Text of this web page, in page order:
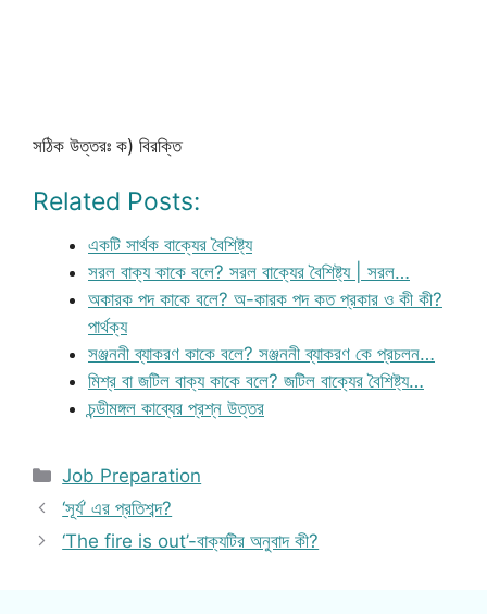
সঠিক উত্তরঃ ক) বিরক্তি
Related Posts:
একটি সার্থক বাক্যের বৈশিষ্ট্য
সরল বাক্য কাকে বলে? সরল বাক্যের বৈশিষ্ট্য | সরল…
অকারক পদ কাকে বলে? অ-কারক পদ কত প্রকার ও কী কী?
পার্থক্য
সঞ্জননী ব্যাকরণ কাকে বলে? সঞ্জননী ব্যাকরণ কে প্রচলন…
মিশ্র বা জটিল বাক্য কাকে বলে? জটিল বাক্যের বৈশিষ্ট্য…
চন্ডীমঙ্গল কাব্যের প্রশ্ন উত্তর
Categories
Job Preparation
‘সূর্য’ এর প্রতিশব্দ?
‘The fire is out’-বাক্যটির অনুবাদ কী?